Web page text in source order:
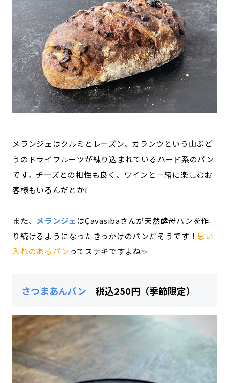
メランジェはクルミとレーズン、カランツという山ぶど
うのドライフルーツが練り込まれているハード系のパン
です。チーズとの相性も良く、ワインと一緒に楽しむお
客様もいるんだとか❕
また、 メランジェ はÇavasibaさんが天然酵母パンを作
り続けるようになったきっかけのパンだそうです！ 思い
入れのあるパンってステキですよね✨
さつまあんパン 税込250円（季節限定）